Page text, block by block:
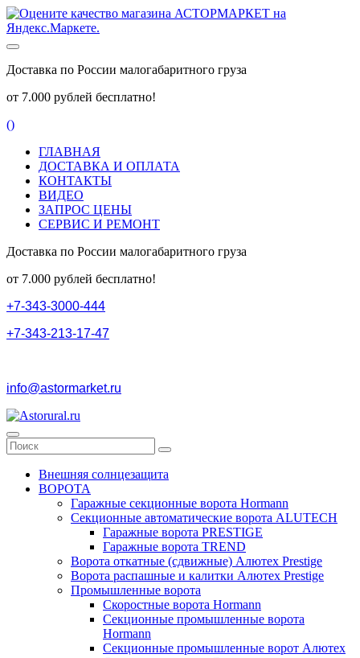
Доставка по России малогабаритного груза
от 7.000 рублей бесплатно!
()
ГЛАВНАЯ
ДОСТАВКА И ОПЛАТА
КОНТАКТЫ
ВИДЕО
ЗАПРОС ЦЕНЫ
СЕРВИС И РЕМОНТ
Доставка по России малогабаритного груза
от 7.000 рублей бесплатно!
+7-343-3000-444
+7-343-213-17-47
info@astormarket.ru
Внешняя солнцезащита
ВОРОТА
Гаражные секционные ворота Hormann
Секционные автоматические ворота ALUTECH
Гаражные ворота PRESTIGE
Гаражные ворота TREND
Ворота откатные (сдвижные) Алютех Prestige
Ворота распашные и калитки Алютех Prestige
Промышленные ворота
Скоростные ворота Hormann
Секционные промышленные ворота
Hormann
Секционные промышленные ворот Алютех